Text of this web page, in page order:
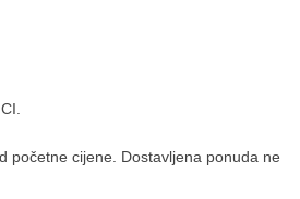
početne cijene. Dostavljena ponuda ne